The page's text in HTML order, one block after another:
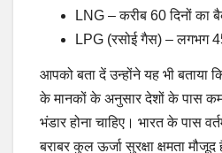
LNG – करीब 60 दिनों का
LPG (रसोई गैस) – लगभग
आपको बता दें उन्होंने यह भी बताया
के मानकों के अनुसार देशों के पास
भंडार होना चाहिए। भारत के पास
बराबर कुल ऊर्जा सुरक्षा क्षमता